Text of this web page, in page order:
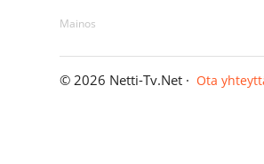
Mainos
© 2026 Netti-Tv.Net ·Ota